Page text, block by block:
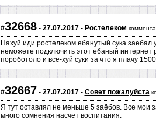
#32668- 27.07.2017 - Ростелеком
Нахуй иди ростелеком ебанутый сука
неможете подключить этот ебаный интернет
пороботоло и все-хуй суки за что я плачу
#32667 - 27.07.2017 - Совет пожалуйста
Я тут оставлял не меньше 5 заёбов. Все
много сомнения насчет воспитания.